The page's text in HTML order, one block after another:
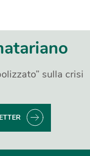
sulla crisi